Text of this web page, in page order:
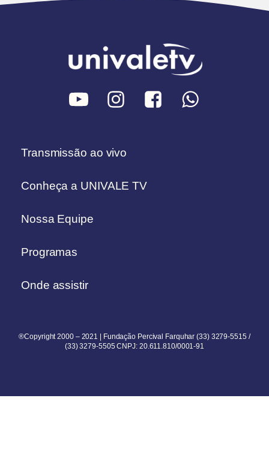
Transmissão ao vivo
Conheça a UNIVALE TV
Nossa Equipe
Programas
Onde assistir
®Copyright 2000 – 2021 | Fundação Percival Farquhar (33) 3279-5515 /
(33) 3279-5505 CNPJ: 20.611.810/0001-91